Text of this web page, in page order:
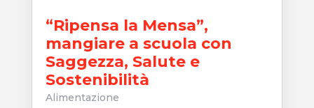
“Ripensa la Mensa”,
mangiare a scuola con
Saggezza, Salute e
Sostenibilità
Alimentazione